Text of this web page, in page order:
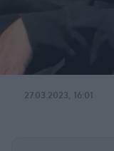
27.03.2023, 16:01